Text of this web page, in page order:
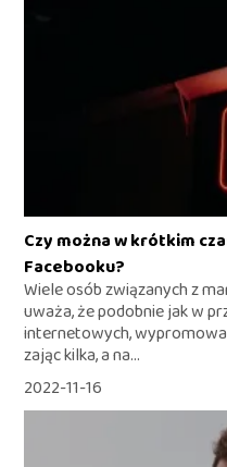
Czy można w krótkim
Facebooku?
Wiele osób związanych z
uważa, że podobnie jak w
internetowych,
zając kilka, a na...
2022-11-16